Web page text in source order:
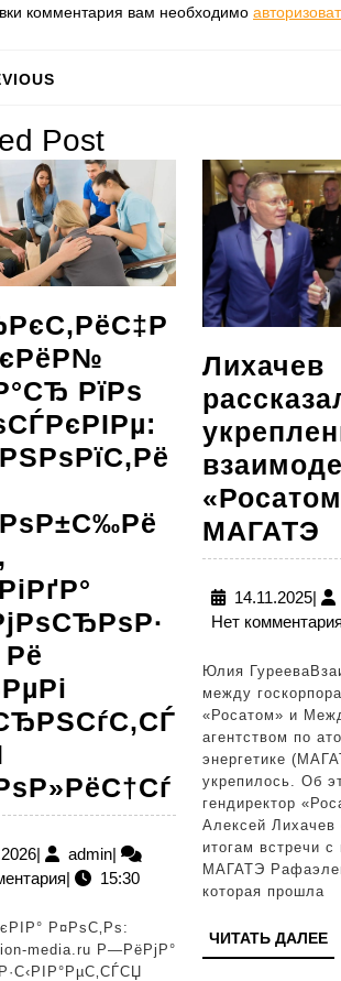
комментария вам необходимо
Post
РїРѕ
СѓРґР°СЂ
РїРѕ
17.04.2026
| adminadmin
|
| 15:30
Р¤РѕС‚Рѕ:
media.ru Р—РёРјР°
Лихачев
МАГАТЭ
с
14.11.2025|
Нет комментария
Юлия
между
«Росатом» и
агентством по
энергетике
укрепилось. Об
гендиректор
Алексей Лихачев
итогам встречи с
МАГАТЭ
которая прошла
ЧИТАТЬ ДАЛЕЕ